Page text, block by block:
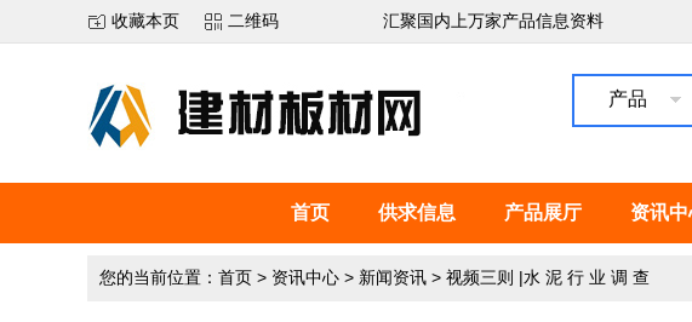
收藏本页 二维码 汇聚国内上万家产品信息资料
产品
首页 供求信息 产品展厅 资讯
您的当前位置： 首页 > 资讯中心 > 新闻资讯 > 视频三则 |水 泥 行 业 调 查